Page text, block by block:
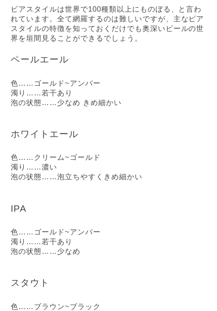
ビアスタイルは世界で100種類以上にものぼる、と言わ
れています。全て網羅するのは難しいですが、主なビア
スタイルの特徴を知っておくだけでも奥深いビールの世
界を垣間見ることができるでしょう。
ペールエール
色……ゴールド~アンバー
濁り……若干あり
泡の状態……少なめ きめ細かい
ホワイトエール
色……クリーム~ゴールド
濁り……濃い
泡の状態……泡立ちやすくきめ細かい
IPA
色……ゴールド~アンバー
濁り……若干あり
泡の状態……少なめ
スタウト
色……ブラウン~ブラック